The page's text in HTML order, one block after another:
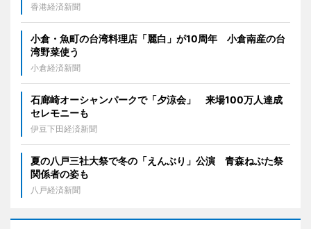
香港経済新聞
小倉・魚町の台湾料理店「麗白」が10周年 小倉南産の台
湾野菜使う
小倉経済新聞
石廊崎オーシャンパークで「夕涼会」 来場100万人達成
セレモニーも
伊豆下田経済新聞
夏の八戸三社大祭で冬の「えんぶり」公演 青森ねぶた祭
関係者の姿も
八戸経済新聞